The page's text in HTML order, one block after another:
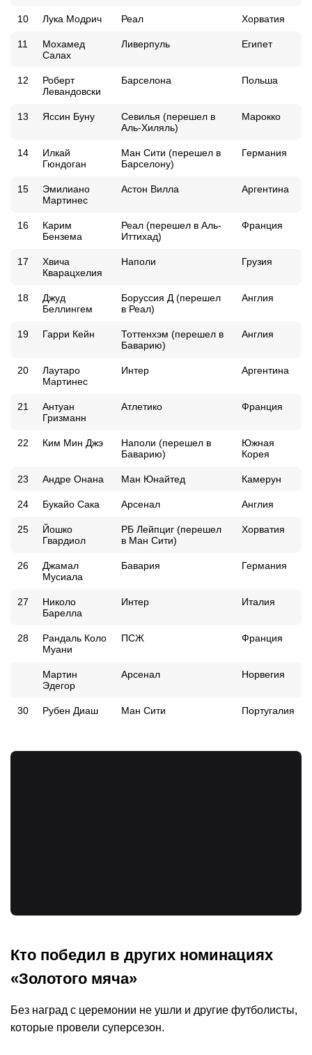
10 Лука Модрич Реал Хорватия
11
Мохамед
Салах
Ливерпуль Египет
12
Роберт
Левандовски
Барселона Польша
13 Яссин Буну
Севилья (перешел в
Аль-Хиляль)
Марокко
14
Илкай
Гюндоган
Ман Сити (перешел в
Барселону)
Германия
15
Эмилиано
Мартинес
Астон Вилла Аргентина
16
Карим
Бензема
Реал (перешел в Аль-
Иттихад)
Франция
17
Хвича
Кварацхелия
Наполи Грузия
18
Джуд
Беллингем
Боруссия Д (перешел
в Реал)
Англия
19 Гарри Кейн
Тоттенхэм (перешел в
Баварию)
Англия
20
Лаутаро
Мартинес
Интер Аргентина
21
Антуан
Гризманн
Атлетико Франция
22 Ким Мин Джэ
Наполи (перешел в
Баварию)
Южная
Корея
23 Андре Онана Ман Юнайтед Камерун
24 Букайо Сака Арсенал Англия
25
Йошко
Гвардиол
РБ Лейпциг (перешел
в Ман Сити)
Хорватия
26
Джамал
Мусиала
Бавария Германия
27
Николо
Барелла
Интер Италия
28
Рандаль Коло
Муани
ПСЖ Франция
Мартин
Эдегор
Арсенал Норвегия
30 Рубен Диаш Ман Сити Португалия
Кто победил в других номинациях
«Золотого мяча»
Без наград с церемонии не ушли и другие футболисты,
которые провели суперсезон.